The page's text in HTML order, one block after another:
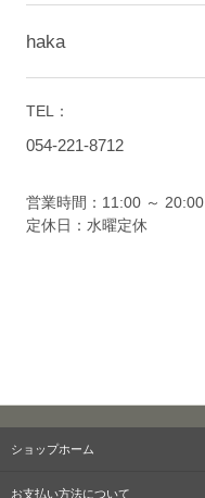
haka
TEL：
054-221-8712
営業時間：11:00 ～ 20:00
定休日：水曜定休
ショップホーム
お支払い方法について